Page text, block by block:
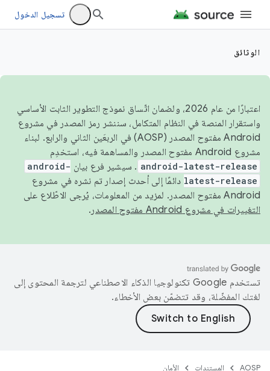
تسجيل الدخول
الوثائق
اعتبارًا من عام 2026، ولضمان اتّساق نموذج التطوير الثابت الأساسي
واستقرار المنصة في النظام المتكامل، سننشر رمز المصدر في مشروع
Android مفتوح المصدر (AOSP) في الربعَين الثاني والرابع. لبناء
مشروع Android مفتوح المصدر والمساهمة فيه، استخدِم
android-latest-release . سيشير فرع بيان android-
latest-release دائمًا إلى أحدث إصدار تم نشره في مشروع
Android مفتوح المصدر. لمزيد من المعلومات، يُرجى الاطّلاع على
التغييرات في مشروع Android مفتوح المصدر
.
تستخدم Google تكنولوجيا الذكاء الاصطناعي لترجمة المحتوى إلى
لغتك المفضّلة، وقد تتضمّن بعض الأخطاء.
AOSP المستندات الأمان